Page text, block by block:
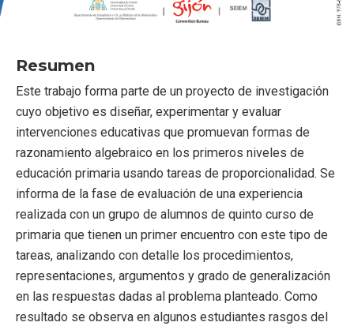
Resumen
Este trabajo forma parte de un proyecto de investigación
cuyo objetivo es diseñar, experimentar y evaluar
intervenciones educativas que promuevan formas de
razonamiento algebraico en los primeros niveles de
educación primaria usando tareas de proporcionalidad. Se
informa de la fase de evaluación de una experiencia
realizada con un grupo de alumnos de quinto curso de
primaria que tienen un primer encuentro con este tipo de
tareas, analizando con detalle los procedimientos,
representaciones, argumentos y grado de generalización
en las respuestas dadas al problema planteado. Como
resultado se observa en algunos estudiantes rasgos del